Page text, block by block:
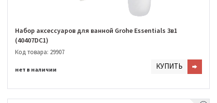
Набор аксессуаров для ванной Grohe Essentials 3в1
(40407DC1)
Код товара: 29907
нет в наличии КУПИТЬ